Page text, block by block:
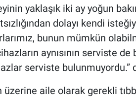
yaklaşık iki ay yoğun
dolayı kendi
bunun mümkün
aynısının serviste
serviste bulunmuyordu.”
üzerine aile olarak gerekli